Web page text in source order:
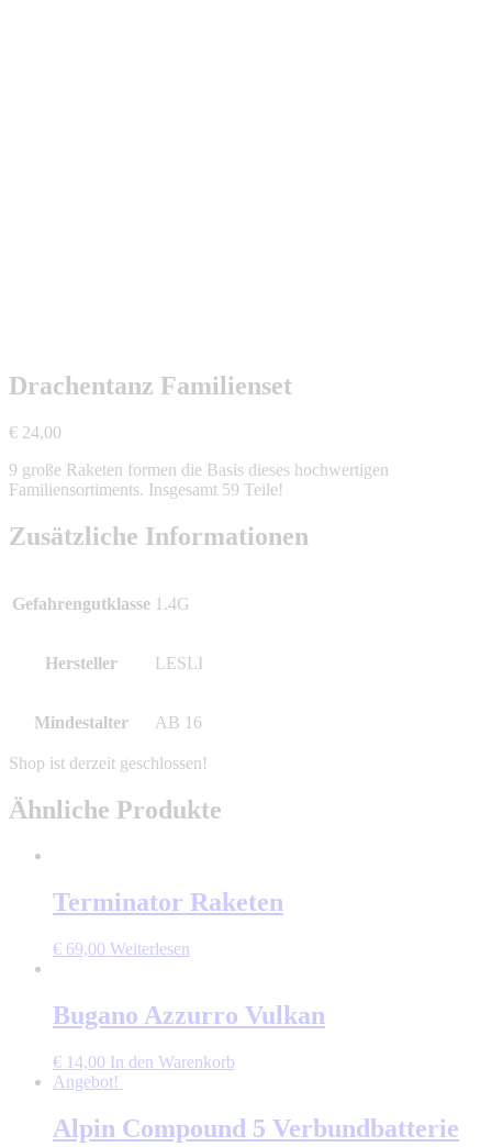
Drachentanz Familienset
€ 24,00
9 große Raketen formen die Basis dieses hochwertigen
Familiensortiments. Insgesamt 59 Teile!
Zusätzliche Informationen
Gefahrengutklasse 1.4G
Hersteller LESLI
Mindestalter AB 16
Ähnliche Produkte
Terminator Raketen
€ 69,00 Weiterlesen
Bugano Azzurro Vulkan
€ 14,00 In den Warenkorb
Angebot!
Alpin Compound 5 Verbundbatterie